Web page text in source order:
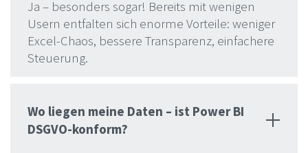
Ja – besonders sogar! Bereits mit wenigen
Usern entfalten sich enorme Vorteile: weniger
Excel-Chaos, bessere Transparenz, einfachere
Steuerung.
Wo liegen meine Daten – ist Power BI
DSGVO-konform?